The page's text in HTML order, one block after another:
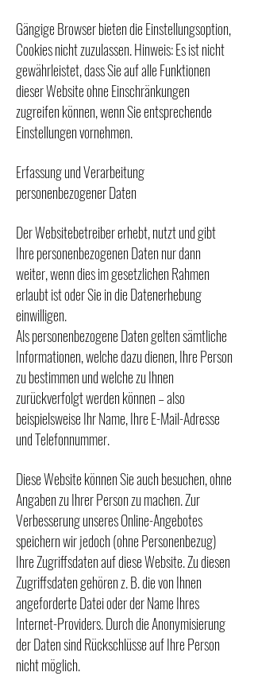
Gängige Browser bieten die Einstellungsoption,
Cookies nicht zuzulassen. Hinweis: Es ist nicht
gewährleistet, dass Sie auf alle Funktionen
dieser Website ohne Einschränkungen
zugreifen können, wenn Sie entsprechende
Einstellungen vornehmen.
Erfassung und Verarbeitung
personenbezogener Daten
Der Websitebetreiber erhebt, nutzt und gibt
Ihre personenbezogenen Daten nur dann
weiter, wenn dies im gesetzlichen Rahmen
erlaubt ist oder Sie in die Datenerhebung
einwilligen.
Als personenbezogene Daten gelten sämtliche
Informationen, welche dazu dienen, Ihre Person
zu bestimmen und welche zu Ihnen
zurückverfolgt werden können – also
beispielsweise Ihr Name, Ihre E-Mail-Adresse
und Telefonnummer.
Diese Website können Sie auch besuchen, ohne
Angaben zu Ihrer Person zu machen. Zur
Verbesserung unseres Online-Angebotes
speichern wir jedoch (ohne Personenbezug)
Ihre Zugriffsdaten auf diese Website. Zu diesen
Zugriffsdaten gehören z. B. die von Ihnen
angeforderte Datei oder der Name Ihres
Internet-Providers. Durch die Anonymisierung
der Daten sind Rückschlüsse auf Ihre Person
nicht möglich.